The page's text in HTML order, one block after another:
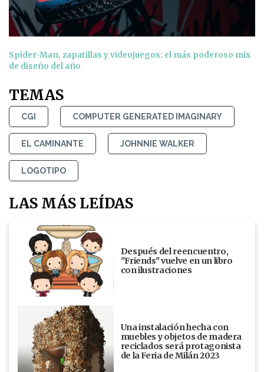
Spider-Man, zapatillas y videojuegos: el más poderoso mix
de diseño del año
TEMAS
CGI COMPUTER GENERATED IMAGINARY
EL CAMINANTE JOHNNIE WALKER
LOGOTIPO
LAS MÁS LEÍDAS
Después del reencuentro,
"Friends" vuelve en un libro
con ilustraciones
Una instalación hecha con
muebles y objetos de madera
reciclados será protagonista
de la Feria de Milán 2023